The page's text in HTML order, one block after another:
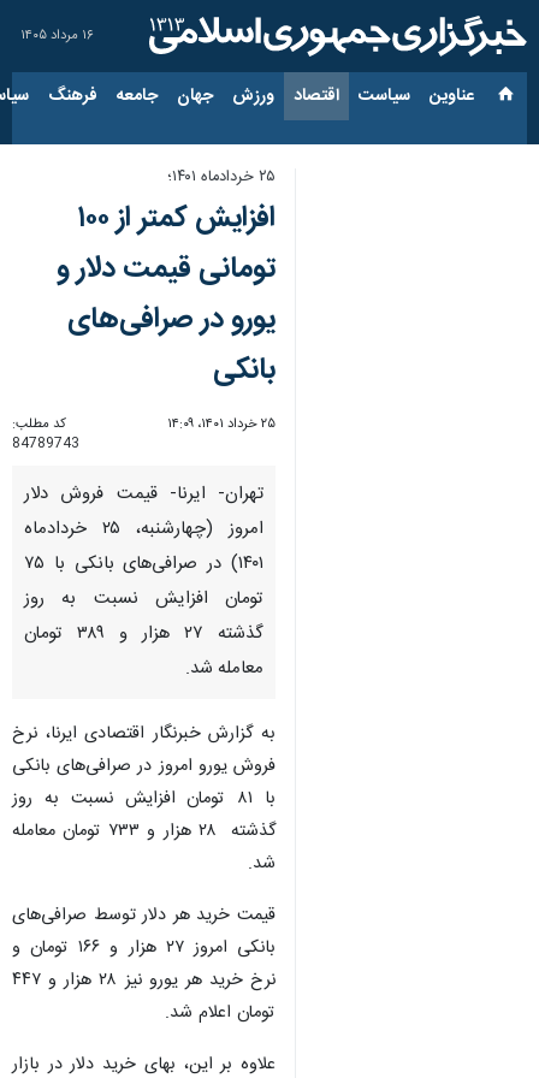
۱۶ مرداد ۱۴۰۵
عناوین‌ سیاست اقتصاد ورزش جهان جامعه فرهنگ
۲۵ خردادماه ۱۴۰۱؛
افزایش کمتر از ۱۰۰
تومانی قیمت دلار و
یورو در صرافی‌های
بانکی
۲۵ خرداد ۱۴۰۱، ۱۴:۰۹
کد مطلب:
84789743
تهران- ایرنا- قیمت فروش دلار
امروز (چهارشنبه، ۲۵ خردادماه
۱۴۰۱) در صرافی‌های بانکی با ۷۵
تومان افزایش نسبت به روز
گذشته ۲۷ هزار و ۳۸۹ تومان
معامله شد.
به گزارش خبرنگار اقتصادی ایرنا، نرخ
فروش یورو امروز در صرافی‌های بانکی
با ۸۱ تومان افزایش نسبت به روز
گذشته ۲۸ هزار و ۷۳۳ تومان معامله
شد.
قیمت خرید هر دلار توسط صرافی‌های
بانکی امروز ۲۷ هزار و ۱۶۶ تومان و
نرخ خرید هر یورو نیز ۲۸ هزار و ۴۴۷
تومان اعلام شد.
علاوه بر این، بهای خرید دلار در بازار